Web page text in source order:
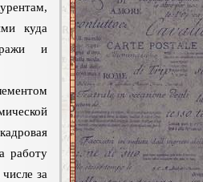
куда
и
работу
за